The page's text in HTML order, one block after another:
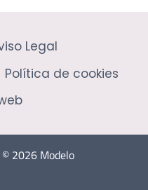
Legal
Política de cookies
© 2026 Modelo